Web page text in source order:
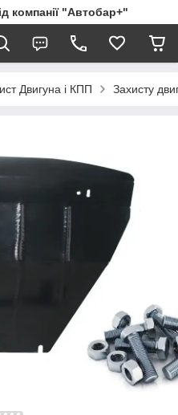
компанії "Автобар+"
Двигуна і КПП Захисту